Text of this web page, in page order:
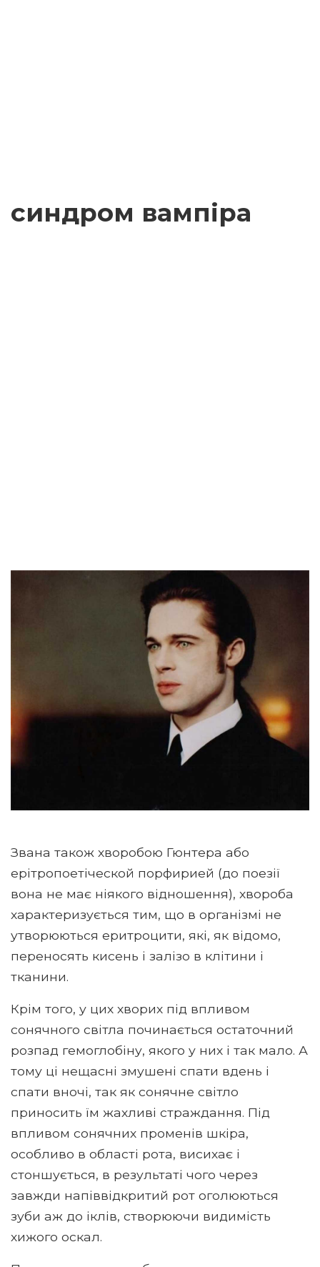
синдром вампіра
Звана також хворобою Гюнтера або
ерітропоетіческой порфирией (до поезії
вона не має ніякого відношення), хвороба
характеризується тим, що в організмі не
утворюються еритроцити, які, як відомо,
переносять кисень і залізо в клітини і
тканини.
Крім того, у цих хворих під впливом
сонячного світла починається остаточний
розпад гемоглобіну, якого у них і так мало. А
тому ці нещасні змушені спати вдень і
спати вночі, так як сонячне світло
приносить їм жахливі страждання. Під
впливом сонячних променів шкіра,
особливо в області рота, висихає і
стоншується, в результаті чого через
завжди напіввідкритий рот оголюються
зуби аж до іклів, створюючи видимість
хижого оскал.